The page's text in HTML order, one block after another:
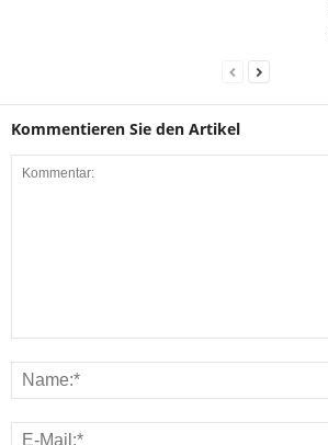
Kommentieren Sie den Artikel